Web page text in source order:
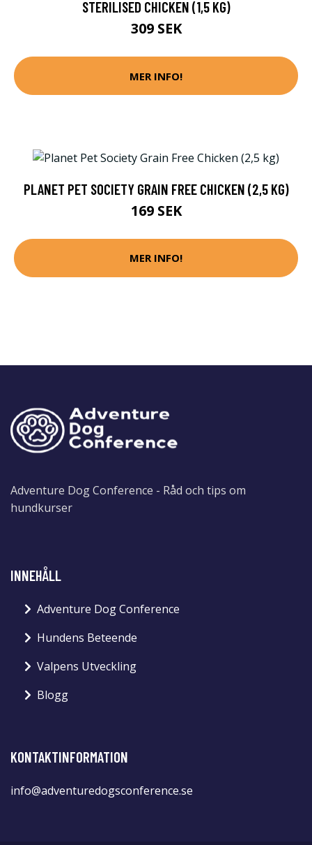
STERILISED CHICKEN (1,5 KG)
309 SEK
MER INFO!
PLANET PET SOCIETY GRAIN FREE CHICKEN (2,5 KG)
169 SEK
MER INFO!
Adventure Dog Conference - Råd och tips om
hundkurser
INNEHÅLL
Adventure Dog Conference
Hundens Beteende
Valpens Utveckling
Blogg
KONTAKTINFORMATION
info@adventuredogsconference.se